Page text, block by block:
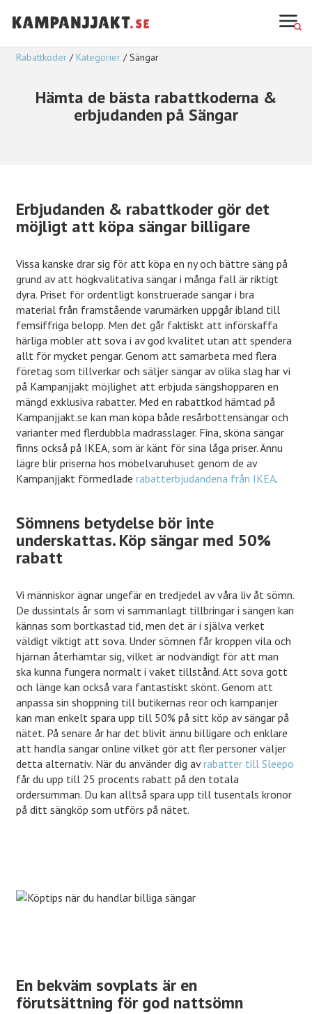
Rabattkoder Kategorier Sängar
Hämta de bästa rabattkoderna &
erbjudanden på Sängar
Erbjudanden & rabattkoder gör det
möjligt att köpa sängar billigare
Vissa kanske drar sig för att köpa en ny och bättre säng på
grund av att högkvalitativa sängar i många fall är riktigt
dyra. Priset för ordentligt konstruerade sängar i bra
material från framstående varumärken uppgår ibland till
femsiffriga belopp. Men det går faktiskt att införskaffa
härliga möbler att sova i av god kvalitet utan att spendera
allt för mycket pengar. Genom att samarbeta med flera
företag som tillverkar och säljer sängar av olika slag har vi
på Kampanjjakt möjlighet att erbjuda sängshopparen en
mängd exklusiva rabatter. Med en rabattkod hämtad på
Kampanjjakt.se kan man köpa både resårbottensängar och
varianter med flerdubbla madrasslager. Fina, sköna sängar
finns också på IKEA, som är känt för sina låga priser. Ännu
lägre blir priserna hos möbelvaruhuset genom de av
Kampanjjakt förmedladerabatterbjudandena från IKEA.
Sömnens betydelse bör inte
underskattas. Köp sängar med 50%
rabatt
Vi människor ägnar ungefär en tredjedel av våra liv åt sömn.
De dussintals år som vi sammanlagt tillbringar i sängen kan
kännas som bortkastad tid, men det är i själva verket
väldigt viktigt att sova. Under sömnen får kroppen vila och
hjärnan återhämtar sig, vilket är nödvändigt för att man
ska kunna fungera normalt i vaket tillstånd. Att sova gott
och länge kan också vara fantastiskt skönt. Genom att
anpassa sin shoppning till butikernas reor och kampanjer
kan man enkelt spara upp till 50% på sitt köp av sängar på
nätet. På senare år har det blivit ännu billigare och enklare
att handla sängar online vilket gör att fler personer väljer
detta alternativ. När du använder dig avrabatter till Sleepo
får du upp till 25 procents rabatt på den totala
ordersumman. Du kan alltså spara upp till tusentals kronor
på ditt sängköp som utförs på nätet.
En bekväm sovplats är en
förutsättning för god nattsömn